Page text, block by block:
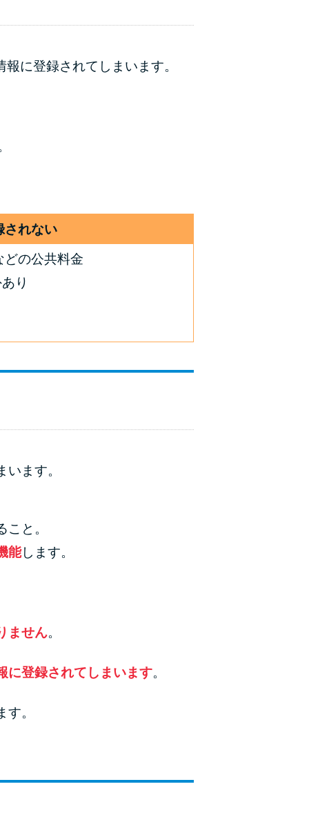
に登録されてしまいます。
されない
どの公共料金
り
ます。
と。
能します。
ません。
に登録されてしまいます。
。